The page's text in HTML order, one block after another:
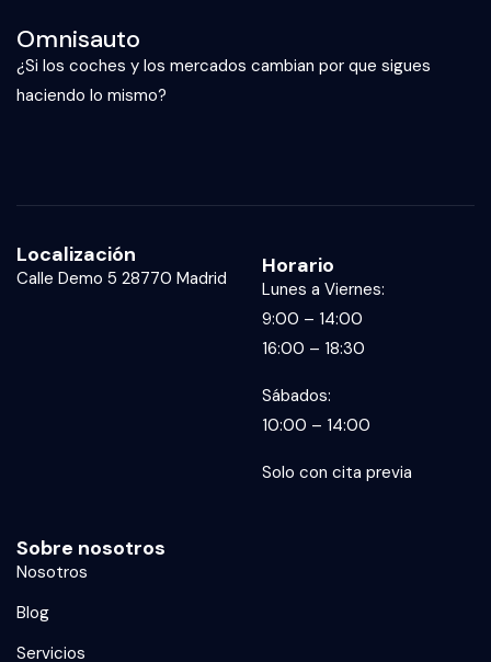
Omnisauto
¿Si los coches y los mercados cambian por que sigues
haciendo lo mismo?
Localización
Calle Demo 5 28770 Madrid Horario
Lunes a Viernes:
9:00 – 14:00
16:00 – 18:30
Sábados:
10:00 – 14:00
Solo con cita previa
Sobre nosotros
Nosotros
Blog
Servicios